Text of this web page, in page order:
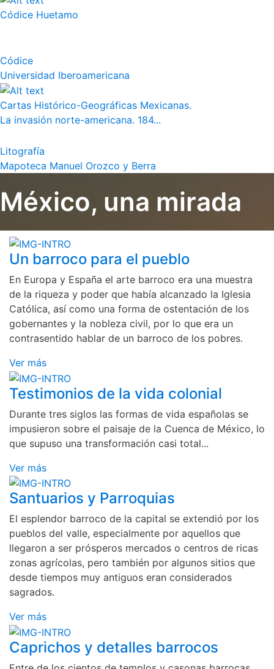
Códice Huetamo
Códice
Universidad Iberoamericana
Cartas Histórico-Geográficas Mexicanas.
La invasión norte-americana. 184...
Litografía
Mapoteca Manuel Orozco y Berra
México, una mirada
Un barroco para el pueblo
En Europa y España el arte barroco era una muestra
de la riqueza y poder que había alcanzado la Iglesia
Católica, así como una forma de ostentación de los
gobernantes y la nobleza civil, por lo que era un
contrasentido hablar de un barroco de los pobres.
Ver más
Testimonios de la vida colonial
Durante tres siglos las formas de vida españolas se
impusieron sobre el paisaje de la Cuenca de México, lo
que supuso una transformación casi total...
Ver más
Santuarios y Parroquias
El esplendor barroco de la capital se extendió por los
pueblos del valle, especialmente por aquellos que
llegaron a ser prósperos mercados o centros de ricas
zonas agrícolas, pero también por algunos sitios que
desde tiempos muy antiguos eran considerados
sagrados.
Ver más
Caprichos y detalles barrocos